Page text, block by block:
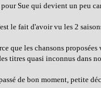
Sue qui devient un peu
le fait d'avoir vu les 2
que les chansons
titres quasi inconnus dans
de bon moment, petite